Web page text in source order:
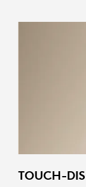
TOUCH-